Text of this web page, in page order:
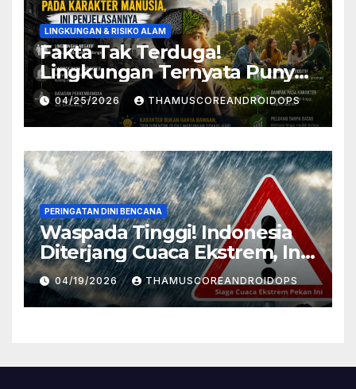
LINGKUNGAN & RISIKO ALAM
Fakta Tak Terduga!
Lingkungan Ternyata Punya
Pengaruh Besar Pada
Karakter Manusia, Ini
Penjelasannya
04/25/2026 THAMUSCOREANDROIDOPS
PERINGATAN DINI BENCANA
Waspada Tinggi! Indonesia
Diterjang Cuaca Ekstrem, Ini
Daftar Daerah Rawan
04/19/2026 THAMUSCOREANDROIDOPS